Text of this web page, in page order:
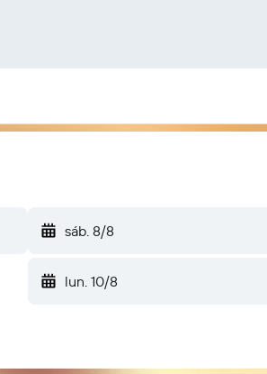
sáb. 8/8
lun. 10/8